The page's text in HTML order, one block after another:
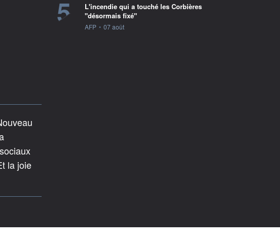
la joie
5
L'incendie qui a touché les Corbières
"désormais fixé"
information fournie par
AFP • 07 août